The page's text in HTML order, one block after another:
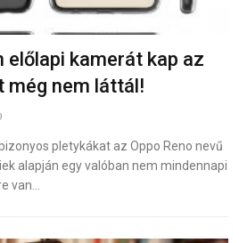
előlapi kamerát kap az
még nem láttál!
pletykákat az Oppo Reno nevű
alapján egy valóban nem mindennapi
van…